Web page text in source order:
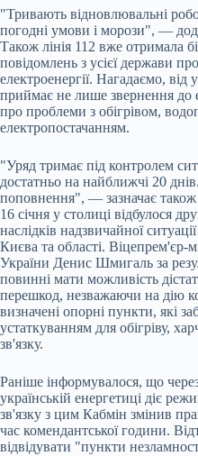
"Тривають відновлювальні
погодні умови і морози", —
Також лінія 112 вже отримала
повідомлень з усієї держави
електроенергії. Нагадаємо,
приймає не лише звернення до
про проблеми з обігрівом,
електропостачанням.
"Уряд тримає під контролем
достатньо на найближчі 20
поповнення", — зазначає
16 січня у столиці відбулося
наслідків надзвичайної
Києва та області. Віцепрем'єр-
України Денис Шмигаль за
повинні мати можливість
перешкод, незважаючи на дію
визначені опорні пункти, які
устаткуванням для обігріву,
зв'язку.
Раніше інформувалося, що через
українській енергетиці діє
зв'язку з цим Кабмін змінив
час комендантської години.
відвідувати "пункти